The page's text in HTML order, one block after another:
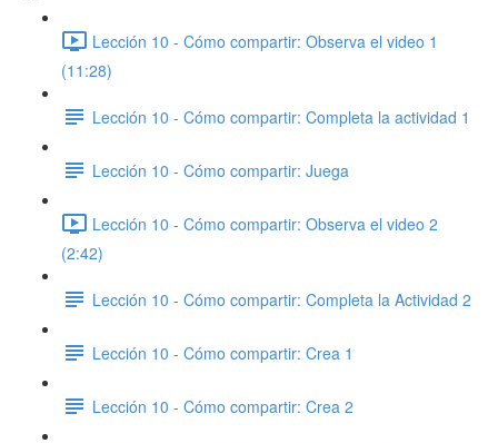
Lección 10 - Cómo compartir: Observa el video 1
(11:28)
Lección 10 - Cómo compartir: ​Completa la actividad 1
Lección 10 - Cómo compartir: Juega
Lección 10 - Cómo compartir: Observa el video 2
(2:42)
Lección 10 - Cómo compartir: Completa la Actividad 2
Lección 10 - Cómo compartir: Crea 1
Lección 10 - Cómo compartir: Crea 2